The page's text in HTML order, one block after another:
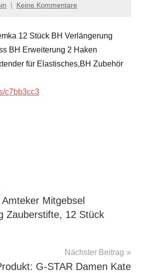
Keine Kommentare
12 Stück BH Verlängerung
BH Erweiterung 2 Haken
für Elastisches,BH Zubehör
c7bb3cc3
Mitgebsel
Zauberstifte, 12 Stück
Nächster Beitrag
G-STAR Damen Kate